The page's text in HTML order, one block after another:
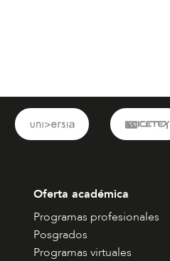
Oferta académica
Programas profesionales
Posgrados
Programas virtuales